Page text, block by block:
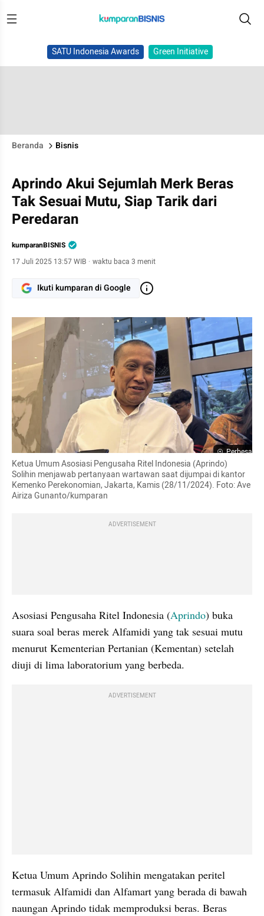
SATU Indonesia Awards Green Initiative
Beranda Bisnis
Aprindo Akui Sejumlah Merk Beras
Tak Sesuai Mutu, Siap Tarik dari
Peredaran
kumparanBISNIS
17 Juli 2025 13:57 WIB · waktu baca 3 menit
Ikuti kumparan di Google
Perbesar
Ketua Umum Asosiasi Pengusaha Ritel Indonesia (Aprindo)
Solihin menjawab pertanyaan wartawan saat dijumpai di kantor
Kemenko Perekonomian, Jakarta, Kamis (28/11/2024). Foto: Ave
Airiza Gunanto/kumparan
ADVERTISEMENT
Asosiasi Pengusaha Ritel Indonesia (Aprindo) buka
suara soal beras merek Alfamidi yang tak sesuai mutu
menurut Kementerian Pertanian (Kementan) setelah
diuji di lima laboratorium yang berbeda.
ADVERTISEMENT
Ketua Umum Aprindo Solihin mengatakan peritel
termasuk Alfamidi dan Alfamart yang berada di bawah
naungan Aprindo tidak memproduksi beras. Beras